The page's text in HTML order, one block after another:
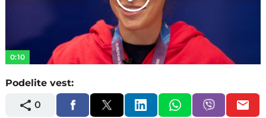
Play
Video
0:10
Podelite vest:
0